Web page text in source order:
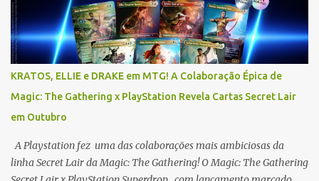
KRATOS, ELLIE e DRAKE em MTG! A Colaboração Épica de
Magic: The Gathering x PlayStation Revela Cartas Secret Lair
em Outubro
A Playstation fez uma das colaborações mais ambiciosas da
linha Secret Lair da Magic: The Gathering! O Magic: The Gathering